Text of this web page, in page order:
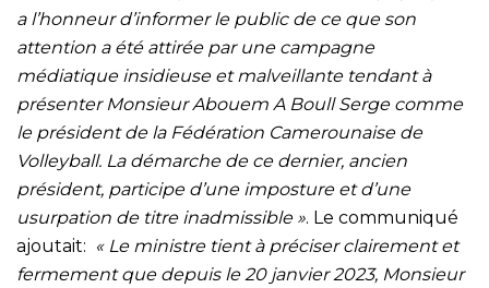
a l’honneur d’informer le public de ce que son
attention a été attirée par une campagne
médiatique insidieuse et malveillante tendant à
présenter Monsieur Abouem A Boull Serge comme
le président de la Fédération Camerounaise de
Volleyball. La démarche de ce dernier, ancien
président, participe d’une imposture et d’une
usurpation de titre inadmissible ». Le communiqué
ajoutait: « Le ministre tient à préciser clairement et
fermement que depuis le 20 janvier 2023, Monsieur